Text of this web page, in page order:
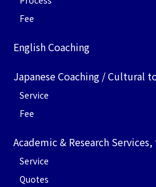
Fee
English Coaching
Japanese Coaching / Cultural
Service
Fee
Academic & Research
Service
Quotes